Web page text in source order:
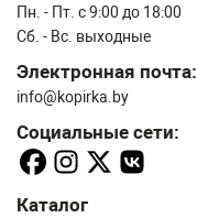
Пн. - Пт. с 9:00 до 18:00
Сб. - Вс. выходные
Электронная почта:
info@kopirka.by
Социальные сети:
Каталог